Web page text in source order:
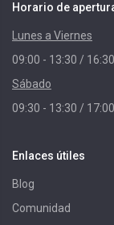
Horario de
Lunes a Viernes
09:00 - 13:30 /
Sábado
09:30 - 13:30 /
Enlaces útiles
Blog
Comunidad